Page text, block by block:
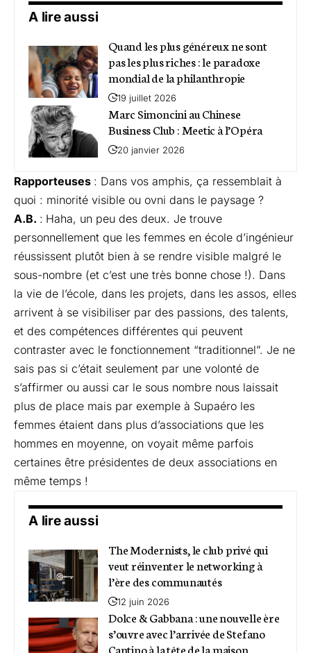
A lire aussi
Quand les plus généreux ne sont
pas les plus riches : le paradoxe
mondial de la philanthropie
19 juillet 2026
Marc Simoncini au Chinese
Business Club : Meetic à l’Opéra
20 janvier 2026
Rapporteuses : Dans vos amphis, ça ressemblait à
quoi : minorité visible ou ovni dans le paysage ?
A.B. : Haha, un peu des deux. Je trouve
personnellement que les femmes en école d’ingénieur
réussissent plutôt bien à se rendre visible malgré le
sous-nombre (et c’est une très bonne chose !). Dans
la vie de l’école, dans les projets, dans les assos, elles
arrivent à se visibiliser par des passions, des talents,
et des compétences différentes qui peuvent
contraster avec le fonctionnement “traditionnel”. Je ne
sais pas si c’était seulement par une volonté de
s’affirmer ou aussi car le sous nombre nous laissait
plus de place mais par exemple à Supaéro les
femmes étaient dans plus d’associations que les
hommes en moyenne, on voyait même parfois
certaines être présidentes de deux associations en
même temps !
A lire aussi
The Modernists, le club privé qui
veut réinventer le networking à
l’ère des communautés
12 juin 2026
Dolce & Gabbana : une nouvelle ère
s’ouvre avec l’arrivée de Stefano
Cantino à la tête de la maison